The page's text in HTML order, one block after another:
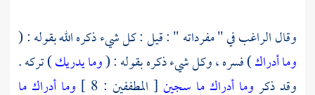
وقالالراغبفي " مفرداته " : قيل : كل شيء ذكره الله بقوله : (
وما أدراك) فسره ، وكل شيء ذكره بقوله : (وما يدريك) تركه .
وقد ذكر وما أدراك ما سجين [ المطففين : 8 ]
وما أدراك ما